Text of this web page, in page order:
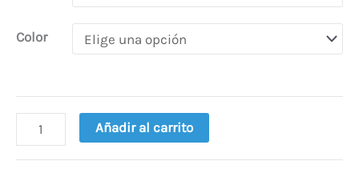
Color
Añadir al carrito